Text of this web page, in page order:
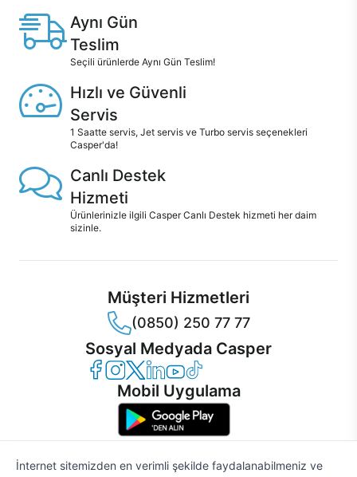
Aynı Gün
Teslim
Seçili ürünlerde Aynı Gün Teslim!
Hızlı ve Güvenli
Servis
1 Saatte servis, Jet servis ve Turbo servis seçenekleri
Casper'da!
Canlı Destek
Hizmeti
Ürünlerinizle ilgili Casper Canlı Destek hizmeti her daim
sizinle.
Müşteri Hizmetleri
(0850) 250 77 77
Sosyal Medyada Casper
Casper Facebook
Casper Instagram
Casper Twitter
Casper LinkedIn
Casper YouTube
Casper TikTok
Mobil Uygulama
İnternet sitemizden en verimli şekilde faydalanabilmeniz ve